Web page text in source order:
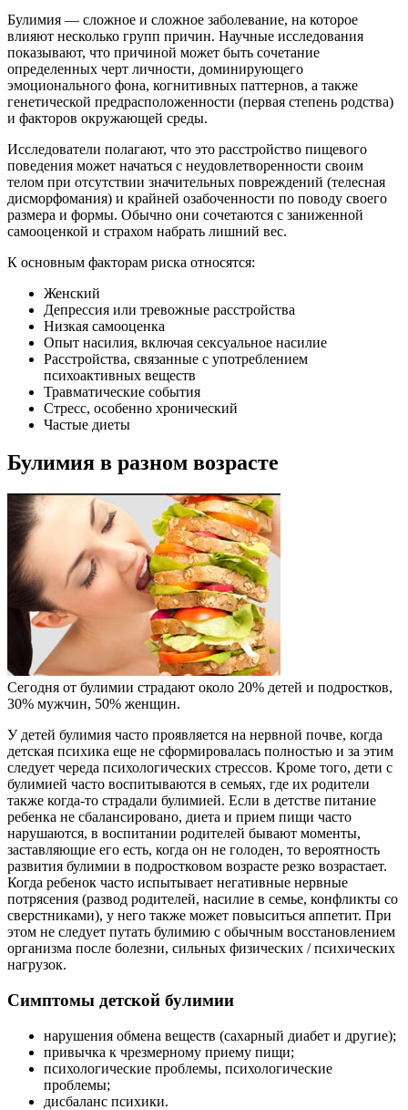
Булимия — сложное и сложное заболевание, на которое
влияют несколько групп причин. Научные исследования
показывают, что причиной может быть сочетание
определенных черт личности, доминирующего
эмоционального фона, когнитивных паттернов, а также
генетической предрасположенности (первая степень родства)
и факторов окружающей среды.
Исследователи полагают, что это расстройство пищевого
поведения может начаться с неудовлетворенности своим
телом при отсутствии значительных повреждений (телесная
дисморфомания) и крайней озабоченности по поводу своего
размера и формы. Обычно они сочетаются с заниженной
самооценкой и страхом набрать лишний вес.
К основным факторам риска относятся:
Женский
Депрессия или тревожные расстройства
Низкая самооценка
Опыт насилия, включая сексуальное насилие
Расстройства, связанные с употреблением
психоактивных веществ
Травматические события
Стресс, особенно хронический
Частые диеты
Булимия в разном возрасте
Сегодня от булимии страдают около 20% детей и подростков,
30% мужчин, 50% женщин.
У детей булимия часто проявляется на нервной почве, когда
детская психика еще не сформировалась полностью и за этим
следует череда психологических стрессов. Кроме того, дети с
булимией часто воспитываются в семьях, где их родители
также когда-то страдали булимией. Если в детстве питание
ребенка не сбалансировано, диета и прием пищи часто
нарушаются, в воспитании родителей бывают моменты,
заставляющие его есть, когда он не голоден, то вероятность
развития булимии в подростковом возрасте резко возрастает.
Когда ребенок часто испытывает негативные нервные
потрясения (развод родителей, насилие в семье, конфликты со
сверстниками), у него также может повыситься аппетит. При
этом не следует путать булимию с обычным восстановлением
организма после болезни, сильных физических / психических
нагрузок.
Симптомы детской булимии
нарушения обмена веществ (сахарный диабет и другие);
привычка к чрезмерному приему пищи;
психологические проблемы, психологические
проблемы;
дисбаланс психики.